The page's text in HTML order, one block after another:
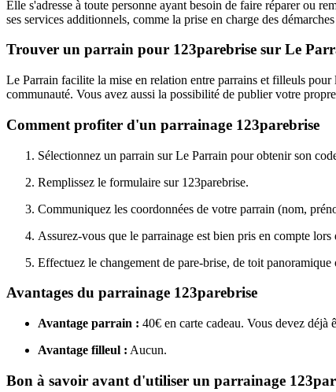
Elle s'adresse à toute personne ayant besoin de faire réparer ou
ses services additionnels, comme la prise en charge des
Trouver un parrain pour 123parebrise sur Le
Le Parrain facilite la mise en relation entre parrains et filleuls
communauté. Vous avez aussi la possibilité de publier votre
Comment profiter d'un parrainage 123parebrise
Sélectionnez un parrain sur Le Parrain pour obtenir son
Remplissez le formulaire sur 123parebrise.
Communiquez les coordonnées de votre parrain (nom,
Assurez-vous que le parrainage est bien pris en compte
Effectuez le changement de pare-brise, de toit
Avantages du parrainage 123parebrise
Avantage parrain : 40€ en carte cadeau. Vous devez déjà
Avantage filleul : Aucun.
Bon à savoir avant d'utiliser un parrainage